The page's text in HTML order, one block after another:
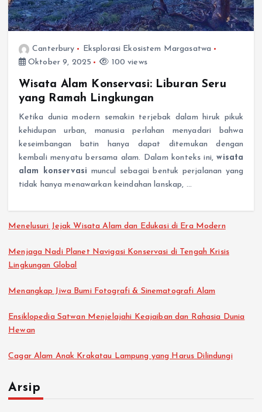
Canterbury
Eksplorasi Ekosistem Margasatwa
Oktober 9, 2025
100 views
Wisata Alam Konservasi: Liburan Seru
yang Ramah Lingkungan
Ketika dunia modern semakin terjebak dalam hiruk pikuk
kehidupan urban, manusia perlahan menyadari bahwa
keseimbangan batin hanya dapat ditemukan dengan
kembali menyatu bersama alam. Dalam konteks ini,wisata
alam konservasi muncul sebagai bentuk perjalanan yang
tidak hanya menawarkan keindahan lanskap, …
Menelusuri Jejak Wisata Alam dan Edukasi di Era Modern
Menjaga Nadi Planet Navigasi Konservasi di Tengah Krisis
Lingkungan Global
Menangkap Jiwa Bumi Fotografi & Sinematografi Alam
Ensiklopedia Satwan Menjelajahi Keajaiban dan Rahasia Dunia
Hewan
Cagar Alam Anak Krakatau Lampung yang Harus Dilindungi
Arsip